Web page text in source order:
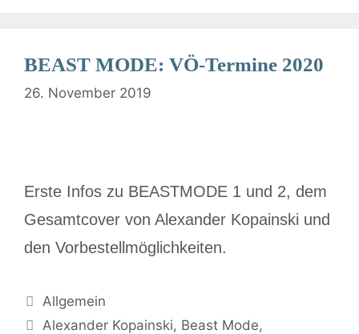
BEAST MODE: VÖ-Termine 2020
26. November 2019
Erste Infos zu BEASTMODE 1 und 2, dem
Gesamtcover von Alexander Kopainski und
den Vorbestellmöglichkeiten.
Allgemein
Alexander Kopainski, Beast Mode,